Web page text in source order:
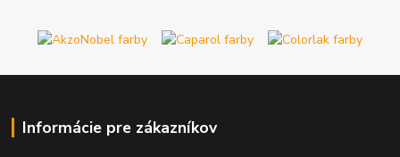
Informácie pre zákazníkov